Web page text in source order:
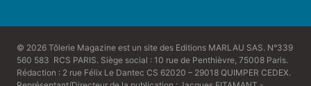
© 2026 Tôlerie Magazine est un site des Editions MARLAU SAS. N°339
560 583 RCS PARIS. Siège social : 10 rue de Penthièvre, 75008 Paris.
Rédaction : 2 rue Félix Le Dantec CS 62020 – 29018 QUIMPER CEDEX.